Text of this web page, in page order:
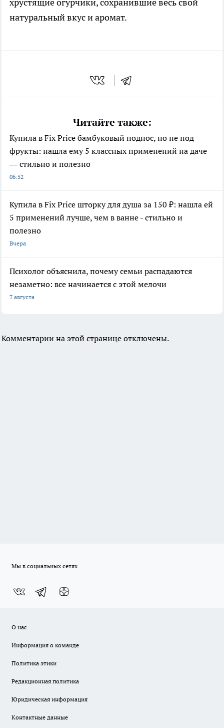
хрустящие огурчики, сохранившие весь свой
натуральный вкус и аромат.
Читайте также:
Купила в Fix Price бамбуковый поднос, но не под
фрукты: нашла ему 5 классных применений на даче
— стильно и полезно
06:52
Купила в Fix Price шторку для душа за 150 ₽: нашла ей
5 применений лучше, чем в ванне - стильно и
полезно
Вчера
Психолог объяснила, почему семьи распадаются
незаметно: все начинается с этой мелочи
7 августа
Комментарии на этой странице отключены.
Мы в социальных сетях
О нас
Информация о команде
Политика этики
Редакционная политика
Юридическая информация
Контактные данные